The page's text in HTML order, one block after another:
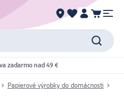
zadarmo nad 49 €
Papierové výrobky do domácnosti